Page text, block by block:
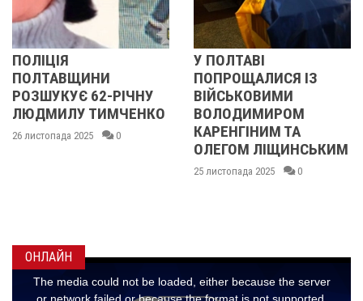
ПОЛІЦІЯ
ПОЛТАВЩИНИ
РОЗШУКУЄ 62-РІЧНУ
ЛЮДМИЛУ ТИМЧЕНКО
26 листопада 2025 0
У ПОЛТАВІ
ПОПРОЩАЛИСЯ ІЗ
ВІЙСЬКОВИМИ
ВОЛОДИМИРОМ
КАРЕНГІНИМ ТА
ОЛЕГОМ ЛІЩИНСЬКИМ
25 листопада 2025 0
ОНЛАЙН